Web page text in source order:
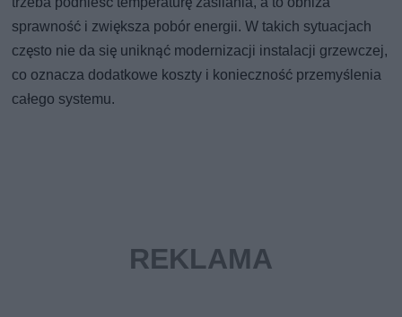
sprawność i zwiększa pobór energii. W takich sytuacjach
często nie da się uniknąć modernizacji instalacji grzewczej,
co oznacza dodatkowe koszty i konieczność przemyślenia
całego systemu.